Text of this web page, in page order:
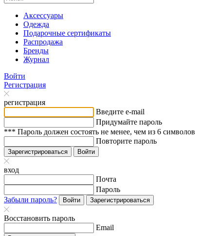
Аксессуары
Одежда
Подарочные сертификаты
Распродажа
Бренды
Журнал
Войти
Регистрация
регистрация
Введите e-mail
Придумайте пароль
*** Пароль должен состоять не менее, чем из 6 символов
Повторите пароль
Зарегистрироваться Войти
вход
Почта
Пароль
Забыли пароль?
Войти Зарегистрироваться
Восстановить пароль
Email